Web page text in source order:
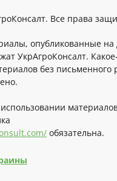
Все права
опубликованные
УкрАгроКонсалт.
без письменного
обязательна.